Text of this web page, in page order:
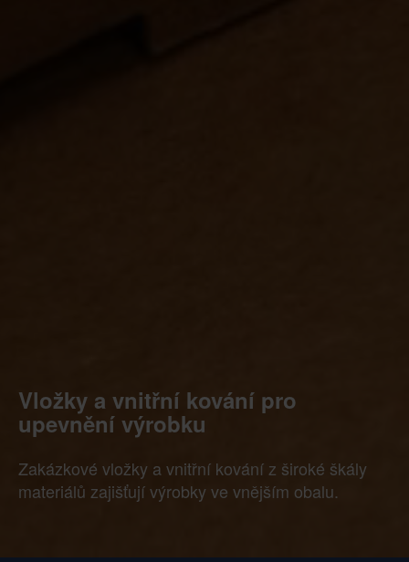
Vložky a vnitřní kování pro
upevnění výrobku
Zakázkové vložky a vnitřní kování z široké škály
materiálů zajišťují výrobky ve vnějším obalu.